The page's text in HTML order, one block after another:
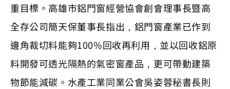
重目標。高雄市鋁門窗經營協會創會理事長暨高
全存公司簡天保董事長指出，鋁門窗產業已作到
邊角裁切料能夠100%回收再利用，並以回收鋁原
料開發可透光隔熱的氣密窗產品，更可帶動建築
物節能減碳。水產工業同業公會吳姿蓉秘書長則